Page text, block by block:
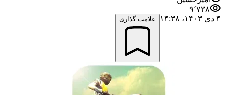
۹٬۷۳۸
۴ دی ۱۴۰۳،‏ ۱۴:۳۸
علامت گذاری